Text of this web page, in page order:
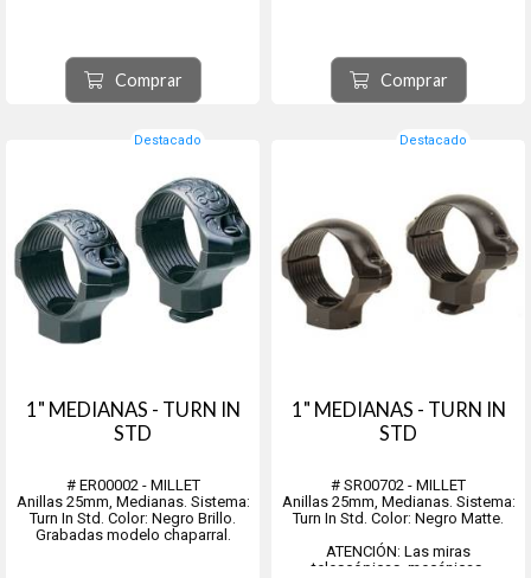
Comprar Comprar
Destacado
1" MEDIANAS - TURN IN
STD
# ER00002 - MILLET
Anillas 25mm, Medianas. Sistema:
Turn In Std. Color: Negro Brillo.
Grabadas modelo chaparral.
Destacado
1" MEDIANAS - TURN IN
STD
# SR00702 - MILLET
Anillas 25mm, Medianas. Sistema:
Turn In Std. Color: Negro Matte.
ATENCIÓN: Las miras
telescópicas, mecánicas,